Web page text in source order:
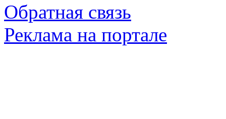
Обратная связь
Реклама на портале